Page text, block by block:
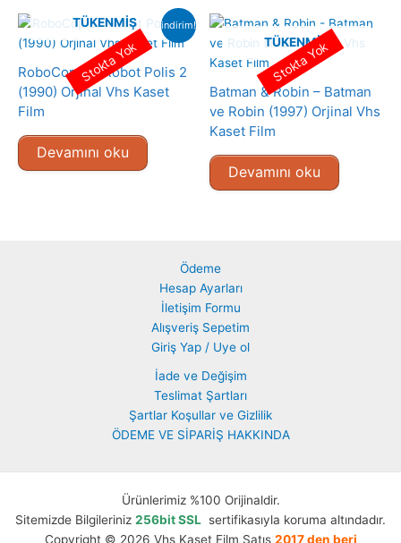
indirim!
TÜKENMIŞ
RoboCop 2 – Robot Polis 2
(1990) Orjinal Vhs Kaset
Film
Devamını oku
Stokta Yok TÜKENMIŞ
Batman & Robin – Batman
ve Robin (1997) Orjinal Vhs
Kaset Film
Devamını oku
Stokta Yok
Ödeme
Hesap Ayarları
İletişim Formu
Alışveriş Sepetim
Giriş Yap / Uye ol
İade ve Değişim
Teslimat Şartları
Şartlar Koşullar ve Gizlilik
ÖDEME VE SİPARİŞ HAKKINDA
Ürünlerimiz %100 Orijinaldir.
Sitemizde Bilgileriniz 256bit SSL sertifikasıyla koruma altındadır.
Copyright © 2026 Vhs Kaset Film Satış 2017 den beri